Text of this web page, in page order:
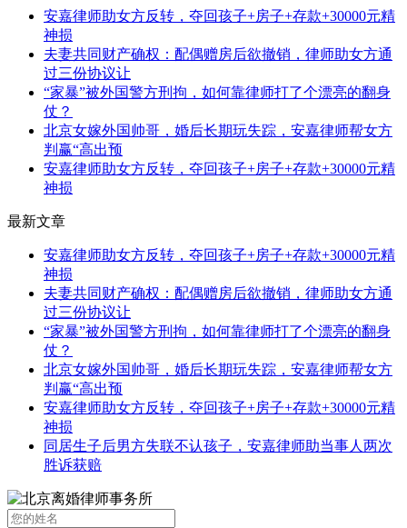
安嘉律师助女方反转，夺回孩子+房子+存款+30000元精
神损
夫妻共同财产确权：配偶赠房后欲撤销，律师助女方通
过三份协议让
“家暴”被外国警方刑拘，如何靠律师打了个漂亮的翻身
仗？
北京女嫁外国帅哥，婚后长期玩失踪，安嘉律师帮女方
判赢“高出预
安嘉律师助女方反转，夺回孩子+房子+存款+30000元精
神损
最新文章
安嘉律师助女方反转，夺回孩子+房子+存款+30000元精
神损
夫妻共同财产确权：配偶赠房后欲撤销，律师助女方通
过三份协议让
“家暴”被外国警方刑拘，如何靠律师打了个漂亮的翻身
仗？
北京女嫁外国帅哥，婚后长期玩失踪，安嘉律师帮女方
判赢“高出预
安嘉律师助女方反转，夺回孩子+房子+存款+30000元精
神损
同居生子后男方失联不认孩子，安嘉律师助当事人两次
胜诉获赔